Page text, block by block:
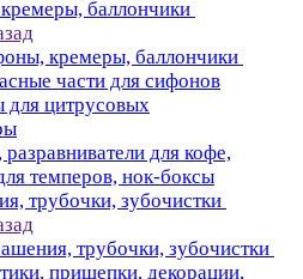
баллончики
кремеры, баллончики
части для сифонов
для цитрусовых
для кофе,
темперов, нок-боксы
трубочки, зубочистки
трубочки, зубочистки
прищепки, декорации,